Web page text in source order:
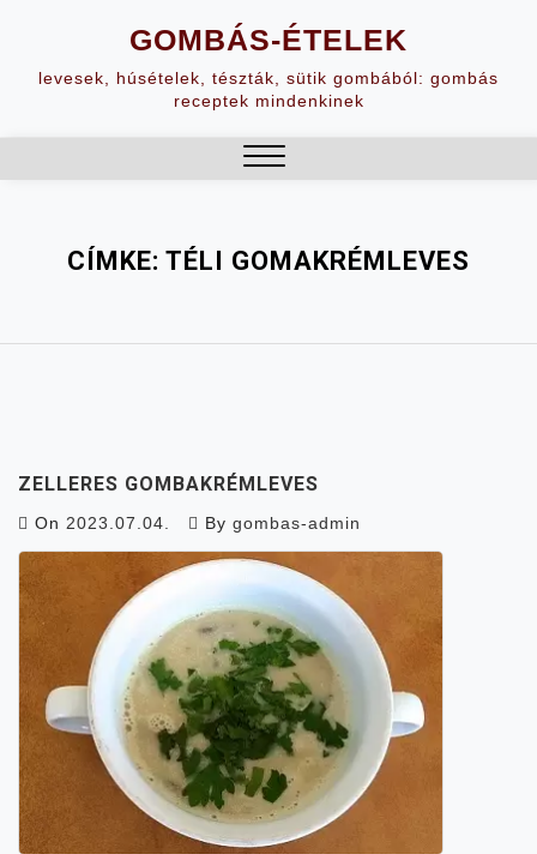
content
GOMBÁS-ÉTELEK
levesek, húsételek, tészták, sütik gombából: gombás
receptek mindenkinek
CÍMKE: TÉLI GOMAKRÉMLEVES
ZELLERES GOMBAKRÉMLEVES
On 2023.07.04. By gombas-admin